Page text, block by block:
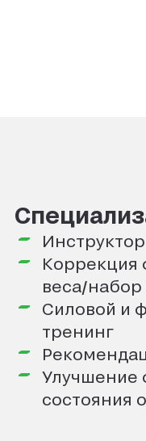
Коррекция
веса/
Силовой и
тренинг
Улучшение
состояния